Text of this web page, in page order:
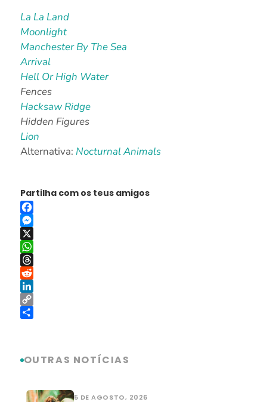
La La Land
Moonlight
Manchester By The Sea
Arrival
Hell Or High Water
Fences
Hacksaw Ridge
Hidden Figures
Lion
Alternativa: Nocturnal Animals
Partilha com os teus amigos
Facebook
Messenger
X
WhatsApp
Threads
Reddit
LinkedIn
Copy
OUTRAS NOTÍCIAS
5 DE AGOSTO, 2026